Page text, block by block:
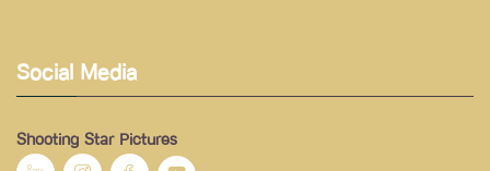
Social Media
Shooting Star Pictures